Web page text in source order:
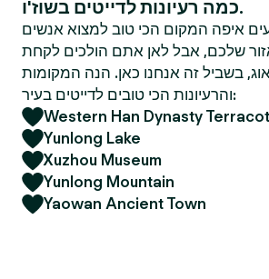
כמה רעיונות לדייטים בשוז'ו.
איפה המקום הכי טוב למצוא אנשים
שלכם, אבל לאן אתם הולכים לקחת
בשביל זה אנחנו כאן. הנה המקומות
והרעיונות הכי טובים לדייטים בעיר:
Western Han Dynasty
Yunlong Lake
Xuzhou Museum
Yunlong Mountain
Yaowan Ancient Town